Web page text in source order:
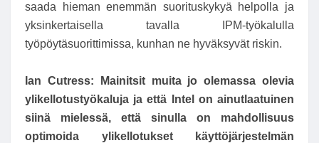
saada hieman enemmän suorituskykyä helpolla ja
yksinkertaisella tavalla IPM-työkalulla
työpöytäsuorittimissa, kunhan ne hyväksyvät riskin.
Ian Cutress: Mainitsit muita jo olemassa olevia
ylikellotustyökaluja ja että Intel on ainutlaatuinen
siinä mielessä, että sinulla on mahdollisuus
optimoida ylikellotukset käyttöjärjestelmän